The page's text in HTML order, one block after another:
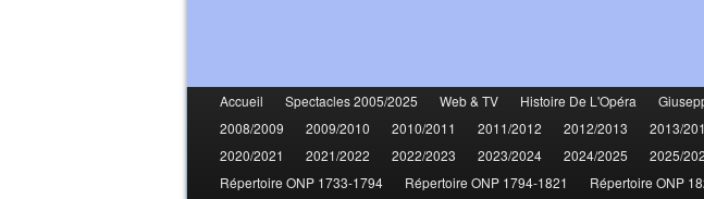
Accueil Spectacles 2005/2025 Web & TV Histoire De L'Opéra
2008/2009
2009/2010 2010/2011 2011/2012 2012/2013 2013/
2020/2021
2021/2022 2022/2023 2023/2024 2024/2025 2025/
Répertoire ONP 1733-1794
Répertoire ONP 1794-1821 Répertoire ONP